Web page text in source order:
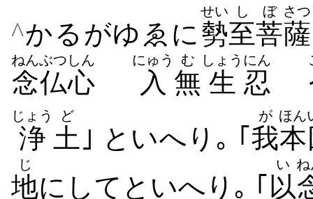
^かるがゆゑに勢
せい
至
し
菩
ぼ
薩
さつ
念仏
ねんぶつ
心
しん
入
にゅう
無
む
生
しょう
忍
にん
浄
じょう
土
ど
｣ といへり｡ ｢我
が
本
ほん
地
じ
にしてといへり｡ ｢ 以
い